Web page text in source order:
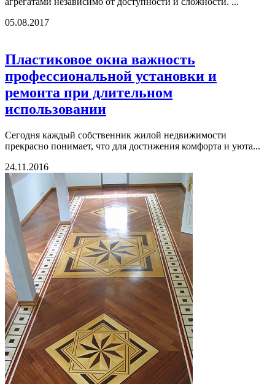
05.08.2017
Пластиковое окна важность
профессиональной установки и
ремонта при длительном
использовании
Сегодня каждый собственник жилой недвижимости
прекрасно понимает, что для достижения комфорта и уюта...
24.11.2016